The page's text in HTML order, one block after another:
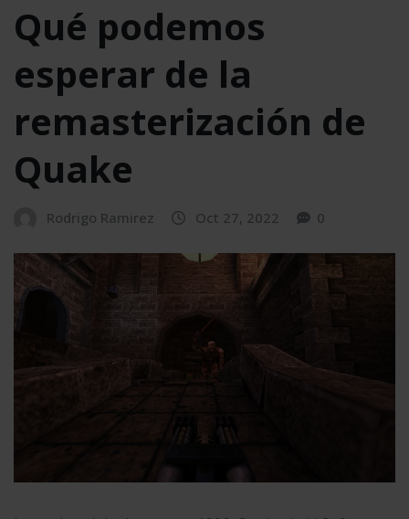
Qué podemos
esperar de la
remasterización de
Quake
Rodrigo Ramirez Oct 27, 2022 0